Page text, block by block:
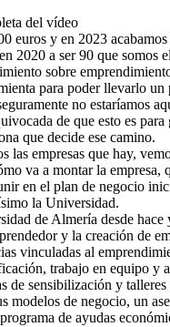
del vídeo
euros y en 2023
2020 a ser 90 que
sobre
para poder llevarlo un
no estaríamos
de que esto es
que decide ese camino.
las empresas que hay,
va a montar la empresa,
en el plan de negocio
la Universidad.
de Almería desde
y la creación de
vinculadas al
trabajo en equipo y
de sensibilización y
modelos de negocio, un
de ayudas